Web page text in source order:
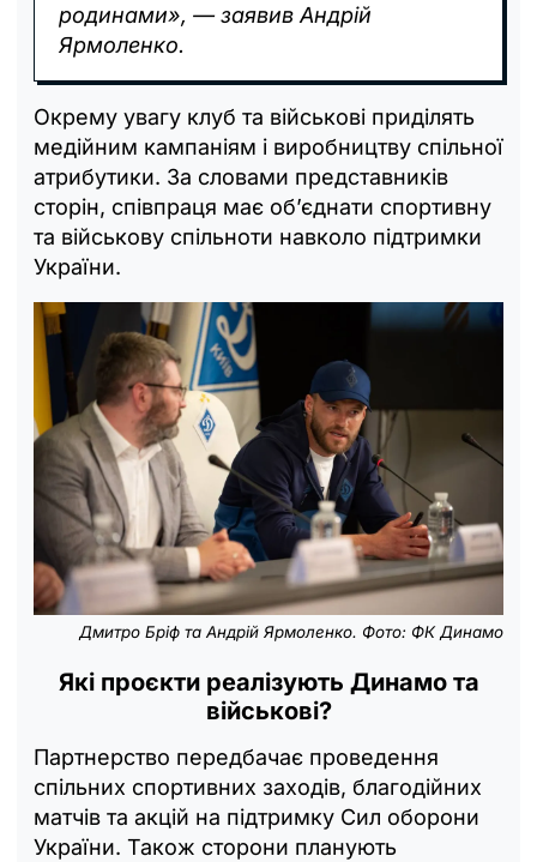
родинами», — заявив Андрій
Ярмоленко.
Окрему увагу клуб та військові приділять
медійним кампаніям і виробництву спільної
атрибутики. За словами представників
сторін, співпраця має об’єднати спортивну
та військову спільноти навколо підтримки
України.
Дмитро Бріф та Андрій Ярмоленко. Фото: ФК Динамо
Які проєкти реалізують Динамо та
військові?
Партнерство передбачає проведення
спільних спортивних заходів, благодійних
матчів та акцій на підтримку Сил оборони
України. Також сторони планують